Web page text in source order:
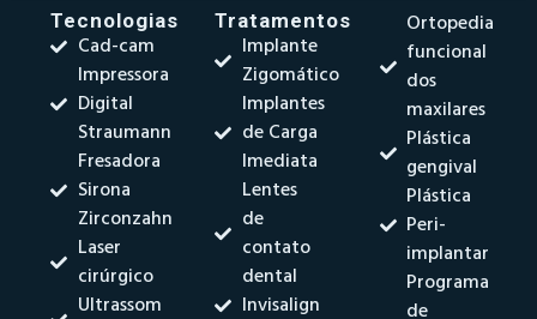
Tecnologias
Cad-cam
Impressora
Digital
Straumann
Fresadora
Sirona
Zirconzahn
Laser
cirúrgico
Ultrassom
Tratamentos
Implante
Zigomático
Implantes
de Carga
Imediata
Lentes
de
contato
dental
Invisalign
Ortopedia
funcional
dos
maxilares
Plástica
gengival
Plástica
Peri-
implantar
Programa
de